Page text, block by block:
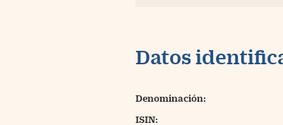
Datos
Denominación:
ISIN: